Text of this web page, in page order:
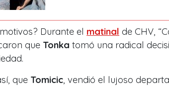
Durante el matinal de CHV,
que Tonka tomó una radical
que Tomicic , vendió el lujoso